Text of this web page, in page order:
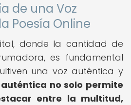
de una Voz
Poesía Online
donde la cantidad de
es fundamental
una voz auténtica y
auténtica no solo permite
entre la multitud,